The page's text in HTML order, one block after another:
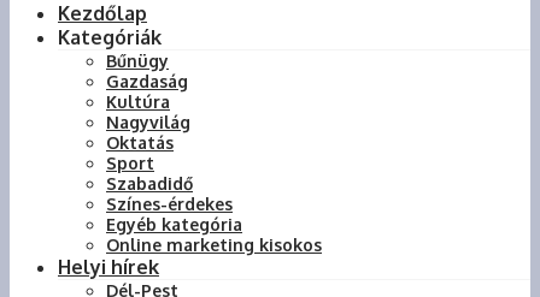
Kezdőlap
Kategóriák
Bűnügy
Gazdaság
Kultúra
Nagyvilág
Oktatás
Sport
Szabadidő
Színes-érdekes
Egyéb kategória
Online marketing kisokos
Helyi hírek
Dél-Pest